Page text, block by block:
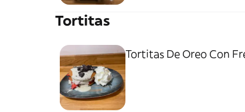
Tortitas
Tortitas De Oreo Con